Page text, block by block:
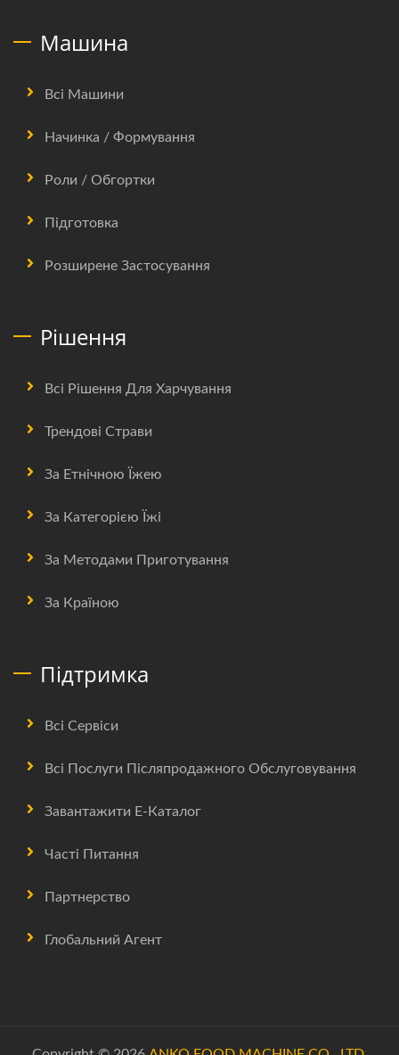
Машина
Всі Машини
Начинка / Формування
Роли / Обгортки
Підготовка
Розширене Застосування
Рішення
Всі Рішення Для Харчування
Трендові Страви
За Етнічною Їжею
За Категорією Їжі
За Методами Приготування
За Країною
Підтримка
Всі Сервіси
Всі Послуги Післяпродажного Обслуговування
Завантажити Е-Каталог
Часті Питання
Партнерство
Глобальний Агент